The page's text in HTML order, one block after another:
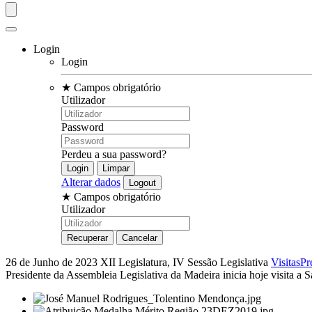
Login
Login
★ Campos obrigatório
Utilizador
Password
Perdeu a sua password?
Alterar dados
★ Campos obrigatório
Utilizador
26 de Junho de 2023 XII Legislatura, IV Sessão Legislativa Visitas
Presidente da Assembleia Legislativa da Madeira inicia hoje visita a